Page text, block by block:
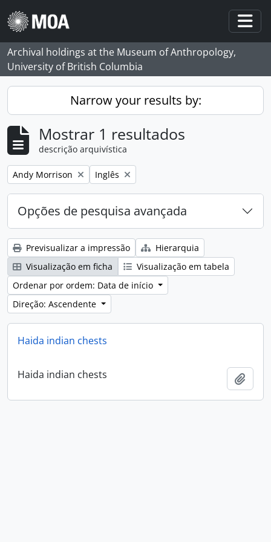
Skip to main content
Archival holdings at the Museum of Anthropology,
University of British Columbia
Narrow your results by:
Mostrar 1 resultados
descrição arquivística
Remove filter:
Andy Morrison Remove filter:
Inglês
Opções de pesquisa avançada
Previsualizar a impressão
Hierarquia
Visualização em ficha
Visualização em tabela
Ordenar por ordem: Data de início
Direção: Ascendente
Haida indian chests
Haida indian chests